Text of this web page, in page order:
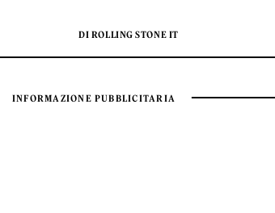
DI ROLLING STONE IT